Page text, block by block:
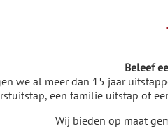
Beleef
we al meer dan 15 jaar
een familie uitstap of
Wij bieden op maat